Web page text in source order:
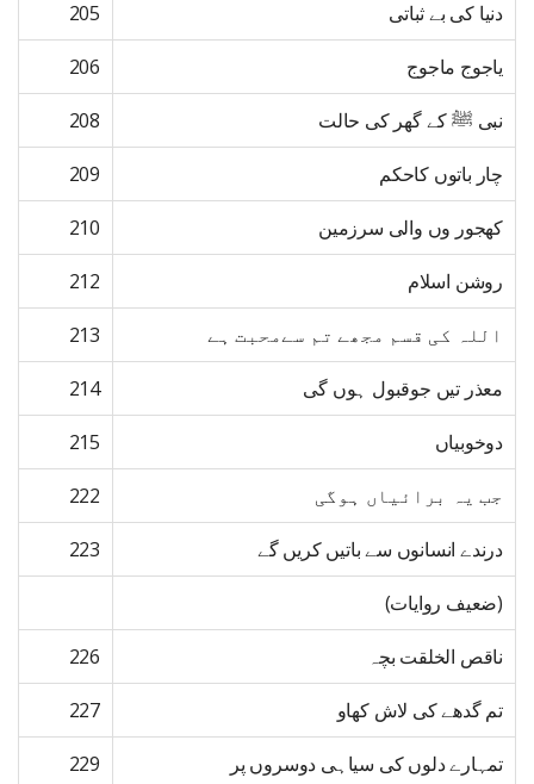
دنیا کی بے ثباتی 205
یاجوج ماجوج 206
نبی ﷺ کے گھر کی حالت 208
چار باتوں کاحکم 209
کھجور وں والی سرزمین 210
روشن اسلام 212
اللہ کی قسم مجھے تم سےمحبت ہے 213
معذر تیں جوقبول ہوں گی 214
دوخوبیاں 215
جب یہ برائیاں ہوگی 222
درندے انسانوں سے باتیں کریں گے 223
(ضعیف روایات)
ناقص الخلقت بچہ 226
تم گدھے کی لاش کھاو 227
تمہارے دلوں کی سیاہی دوسروں پر 229